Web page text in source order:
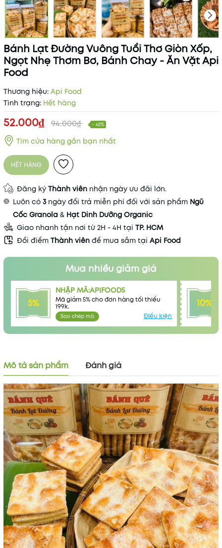
Bánh Lạt Đường Vuông Tuổi Thơ Giòn Xốp,
Ngọt Nhẹ Thơm Bơ, Bánh Chay - Ăn Vặt Api
Food
Thương hiệu: Api Food
Tình trạng: Hết hàng
52.000₫ 94.000₫ - 45%
Tìm cửa hàng gần bạn nhất
HẾT HÀNG
Đăng ký Thành viên nhận ngày ưu đãi lớn.
Luôn có3 ngày đổi trả miễn phí đối với sản phẩm Ngũ
Cốc Granola & Hạt Dinh Dưỡng Organic
Giao nhanh tận nơi từ 2H - 4H tại TP. HCM
Đổi điểm Thành viên để mua sắm tại Api Food
Mua nhiều giảm giá
5%
NHẬP MÃ:APIFOOD5
Mã giảm 5% cho đơn hàng tối thiểu
199k.
Sao chép mã Điều kiện
10%
Mã khuyến mãi:
Điều kiện:
Mô tả sản phẩm Đánh giá